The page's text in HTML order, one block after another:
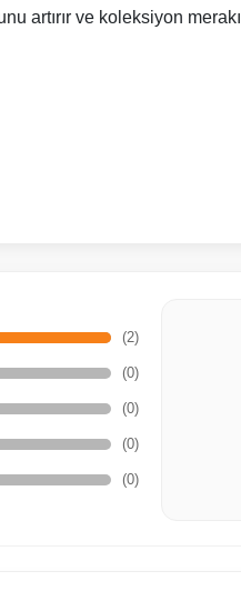
artırır ve koleksiyon
(2)
(0)
(0)
(0)
(0)